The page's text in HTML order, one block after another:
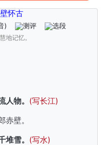
怀古
) 测评 选段
地记忆。
物。 (写长江)
壁。
雪。 (写水)